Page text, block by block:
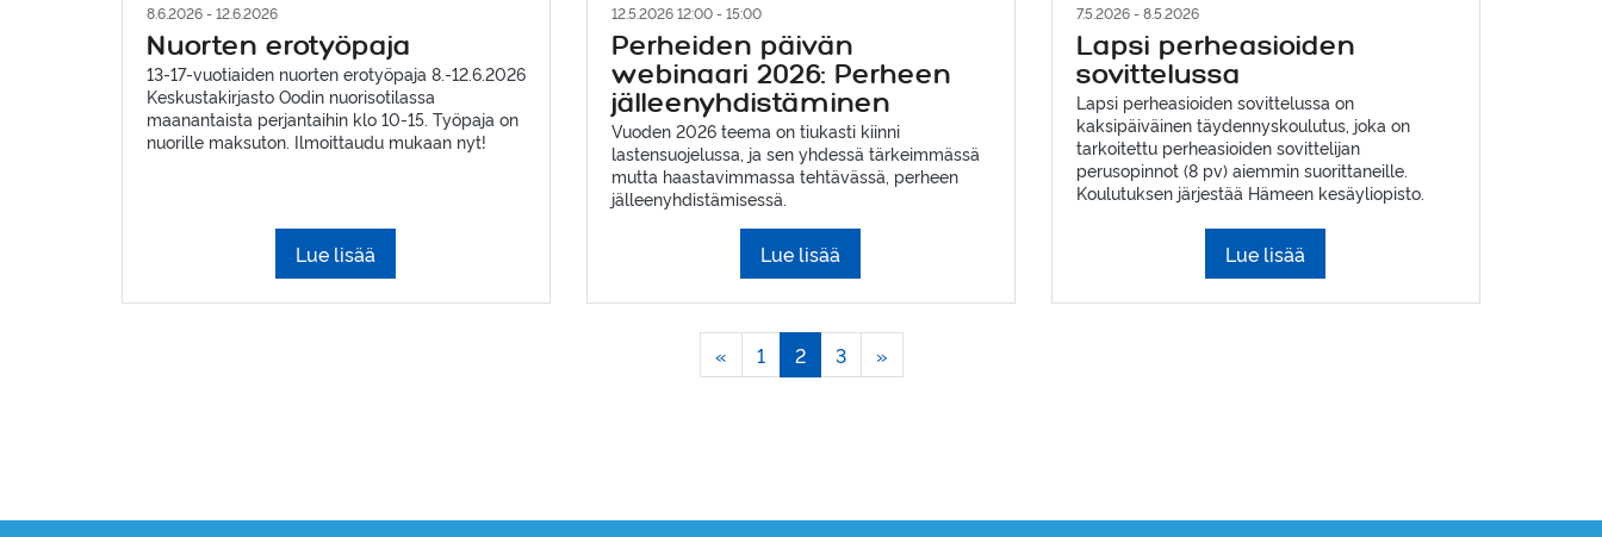
8.6.2026 - 12.6.2026
Nuorten erotyöpaja
13-17-vuotiaiden nuorten erotyöpaja 8.-12.6.2026
Keskustakirjasto Oodin nuorisotilassa
maanantaista perjantaihin klo 10-15. Työpaja on
nuorille maksuton. Ilmoittaudu mukaan nyt!
Lue lisää
12.5.2026 12:00 - 15:00
Perheiden päivän
webinaari 2026: Perheen
jälleenyhdistäminen
Vuoden 2026 teema on tiukasti kiinni
lastensuojelussa, ja sen yhdessä tärkeimmässä
mutta haastavimmassa tehtävässä, perheen
jälleenyhdistämisessä.
Lue lisää
7.5.2026 - 8.5.2026
Lapsi perheasioiden
sovittelussa
Lapsi perheasioiden sovittelussa on
kaksipäiväinen täydennyskoulutus, joka on
tarkoitettu perheasioiden sovittelijan
perusopinnot (8 pv) aiemmin suorittaneille.
Koulutuksen järjestää Hämeen kesäyliopisto.
Lue lisää
« 1 2 3 »